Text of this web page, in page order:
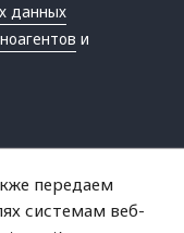
данных
и
передаем
системам веб-